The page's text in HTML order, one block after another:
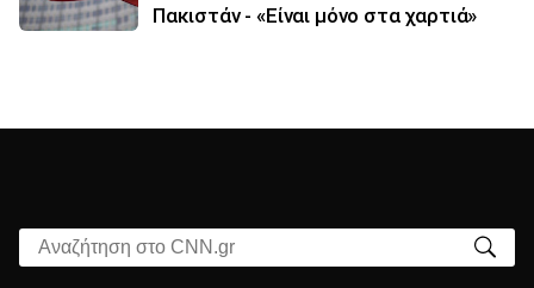
Πακιστάν - «Είναι μόνο στα χαρτιά»
Αναζήτηση στο CNN.gr